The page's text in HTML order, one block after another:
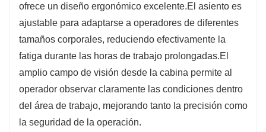
ofrece un diseño ergonómico excelente.El asiento es
ajustable para adaptarse a operadores de diferentes
tamaños corporales, reduciendo efectivamente la
fatiga durante las horas de trabajo prolongadas.El
amplio campo de visión desde la cabina permite al
operador observar claramente las condiciones dentro
del área de trabajo, mejorando tanto la precisión como
la seguridad de la operación.